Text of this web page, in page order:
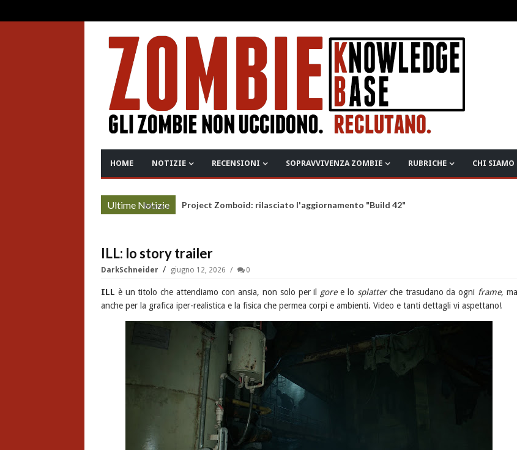
HOME NOTIZIE RECENSIONI SOPRAVVIVENZA ZOMBIE RUBRICHE CHI SIAMO
Ultime Notizie
More » Project Zomboid: rilasciato l'aggiornamento "Build 42"
ILL: lo story trailer
DarkSchneider giugno 12, 2026 0
ILL è un titolo che attendiamo con ansia, non solo per il goree lo splatterche trasudano da ogni frame, ma
anche per la grafica iper-realistica e la fisica che permea corpi e ambienti. Video e tanti dettagli vi aspettano!